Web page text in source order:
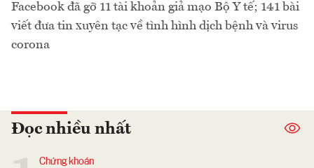
Facebook đã gỡ 11 tài khoản giả mạo Bộ Y tế; 141 bài
viết đưa tin xuyên tạc về tình hình dịch bệnh và virus
corona
Đọc nhiều nhất
Chứng khoán